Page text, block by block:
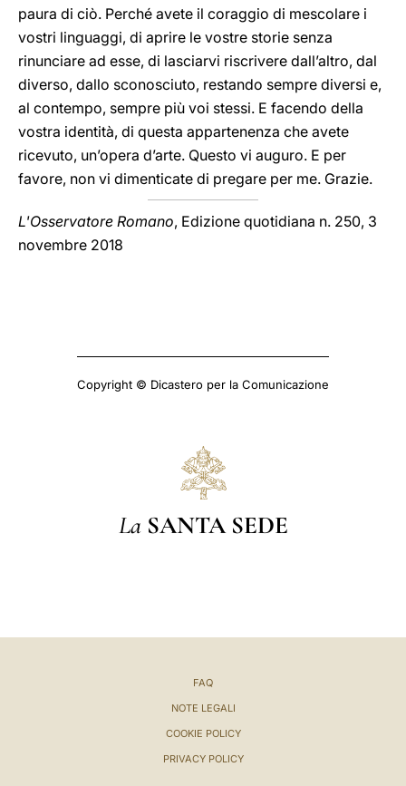
paura di ciò. Perché avete il coraggio di mescolare i
vostri linguaggi, di aprire le vostre storie senza
rinunciare ad esse, di lasciarvi riscrivere dall’altro, dal
diverso, dallo sconosciuto, restando sempre diversi e,
al contempo, sempre più voi stessi. E facendo della
vostra identità, di questa appartenenza che avete
ricevuto, un’opera d’arte. Questo vi auguro. E per
favore, non vi dimenticate di pregare per me. Grazie.
L'Osservatore Romano, Edizione quotidiana n. 250, 3
novembre 2018
Copyright © Dicastero per la Comunicazione
La SANTA SEDE
FAQ
NOTE LEGALI
COOKIE POLICY
PRIVACY POLICY